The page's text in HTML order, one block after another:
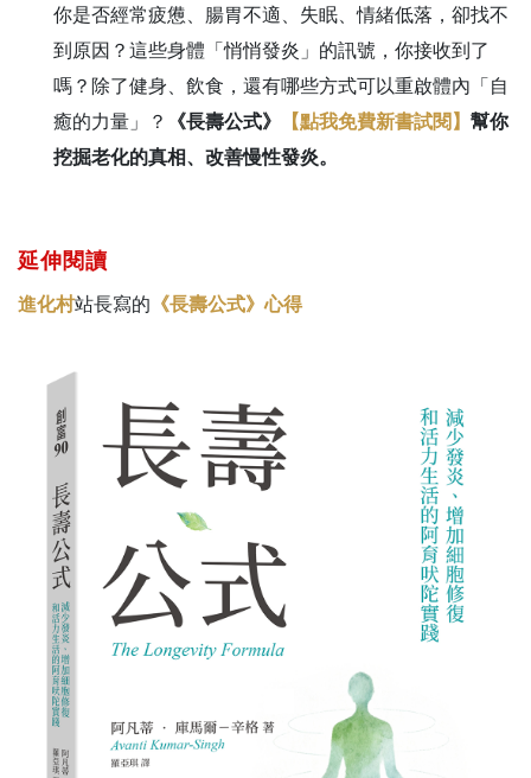
你是否經常疲憊、腸胃不適、失眠、情緒低落，卻找不
到原因？這些身體「悄悄發炎」的訊號，你接收到了
嗎？除了健身、飲食，還有哪些方式可以重啟體內「自
癒的力量」？
《長壽公式》 【點我免費新書試閱】 幫你
挖掘老化的真相、改善慢性發炎。
延伸閱讀
進化村站長寫的 《長壽公式》心得